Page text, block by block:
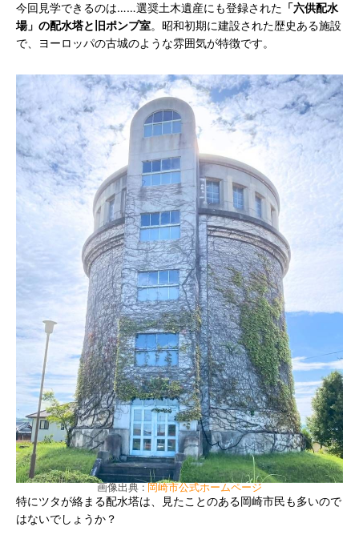
今回見学できるのは……選奨土木遺産にも登録された 「六供配水
場」の配水塔と旧ポンプ室。昭和初期に建設された歴史ある施設
で、ヨーロッパの古城のような雰囲気が特徴です。
画像出典 : 岡崎市公式ホームページ
特にツタが絡まる配水塔は、見たことのある岡崎市民も多いので
はないでしょうか？